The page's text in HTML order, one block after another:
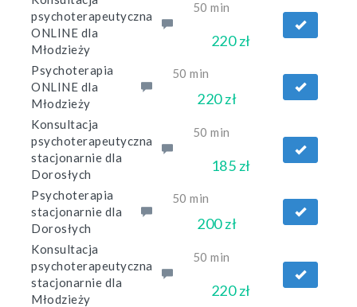
psychoterapeutyczna
ONLINE dla
Młodzieży
50 min
220 zł
Psychoterapia
ONLINE dla
Młodzieży
50 min
220 zł
Konsultacja
psychoterapeutyczna
stacjonarnie dla
Dorosłych
50 min
185 zł
Psychoterapia
stacjonarnie dla
Dorosłych
50 min
200 zł
Konsultacja
psychoterapeutyczna
stacjonarnie dla
Młodzieży
50 min
220 zł